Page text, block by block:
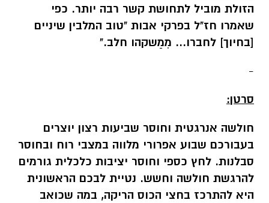
הזולת מוביל לתחושת קשר רבה יותר. כפי
שאמרו חז"ל בפרקי אבות "טוב המלבין שיניים
[בחיוך] לחברו... מִמַשקהו חלב."
-
סרטן:
חולשה אנרגטית וחוסר שביעות רצון יוצרים
בעבורכם שבוע אפרורי מלווה במצבי רוח ובחוסר
סבלנות. לחץ כספי וחוסר יציבות כלכלית גורמים
להרגשת חולשה וחשש. נטיית לבכם הראשונית
היא להתרכז בחצי הכוס הריקה, במה שכואב